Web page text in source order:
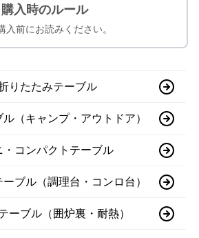
購入時のルール
入前にお読みください。
りたたみテーブル
ル（キャンプ・アウトドア）
・コンパクトテーブル
ブル（調理台・コンロ台）
ーブル（囲炉裏・耐熱）